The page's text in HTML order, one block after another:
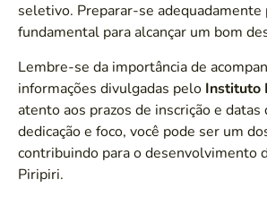
seletivo. Preparar-se adequadamente
fundamental para alcançar um bom
Lembre-se da importância de
informações divulgadas pelo Instituto
atento aos prazos de inscrição e datas
dedicação e foco, você pode ser um
contribuindo para o desenvolvimento
Piripiri.